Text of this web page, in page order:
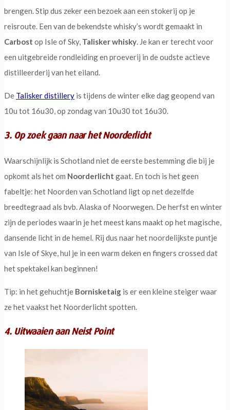
brengen. Stip dus zeker een bezoek aan een stokerij op je
reisroute. Een van de bekendste whisky’s wordt gemaakt in
Carbost op Isle of Sky, Talisker whisky. Je kan er terecht voor
een uitgebreide rondleiding en proeverij in de oudste actieve
distilleerderij van het eiland.
De Talisker distillery is tijdens de winter elke dag geopend van
10u tot 16u30, op zondag van 10u30 tot 16u30.
3. Op zoek gaan naar het Noorderlicht
Waarschijnlijk is Schotland niet de eerste bestemming die bij je
opkomt als het om Noorderlicht gaat. En toch is het geen
fabeltje: het Noorden van Schotland ligt op net dezelfde
breedtegraad als bvb. Alaska of Noorwegen. De herfst en winter
zijn de periodes waarin je het meest kans maakt op het magische,
dansende licht in de hemel. Rij dus naar het noordelijkste puntje
van Isle of Skye, hul je in een warm deken en fingers crossed dat
het spektakel kan beginnen!
Tip: in het gehuchtje Bornisketaig is er een kleine steiger waar
ze het vaakst het Noorderlicht spotten.
4. Uitwaaien aan Neist Point